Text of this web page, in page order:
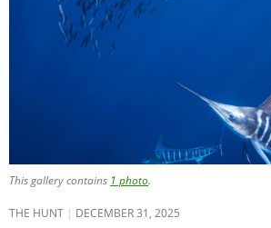
This gallery contains 1 photo.
THE HUNT DECEMBER 31, 2025